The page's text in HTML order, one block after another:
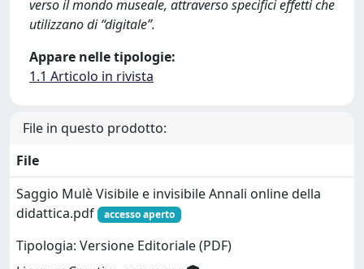
verso il mondo museale, attraverso specifici effetti che
utilizzano di “digitale”.
Appare nelle tipologie:
1.1 Articolo in rivista
File in questo prodotto:
File
Saggio Mulè Visibile e invisibile Annali online della
didattica.pdf
accesso aperto
Tipologia: Versione Editoriale (PDF)